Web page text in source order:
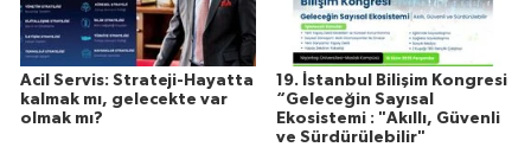
Acil Servis: Strateji-Hayatta
kalmak mı, gelecekte var
olmak mı?
19. İstanbul Bilişim Kongresi
“Geleceğin Sayısal
Ekosistemi : "Akıllı, Güvenli
ve Sürdürülebilir"